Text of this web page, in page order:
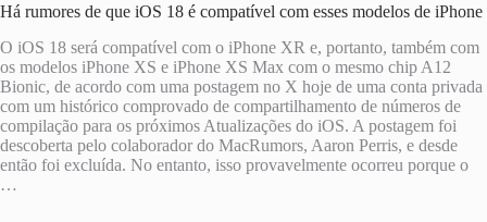
Há rumores de que iOS 18 é compatível com esses modelos de iPhone
O iOS 18 será compatível com o iPhone XR e, portanto, também com
os modelos iPhone XS e iPhone XS Max com o mesmo chip A12
Bionic, de acordo com uma postagem no X hoje de uma conta privada
com um histórico comprovado de compartilhamento de números de
compilação para os próximos Atualizações do iOS. A postagem foi
descoberta pelo colaborador do MacRumors, Aaron Perris, e desde
então foi excluída. No entanto, isso provavelmente ocorreu porque o
…